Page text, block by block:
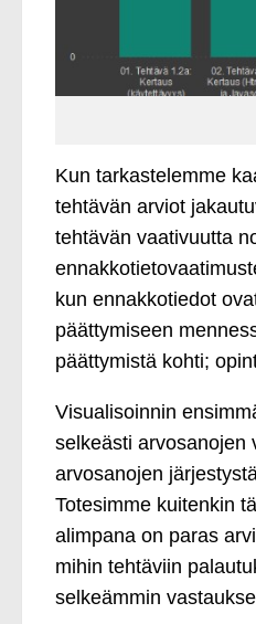
Kun tarkastelemme
tehtävän arviot
tehtävän vaativuutta
kun ennakkotiedot
päättymiseen
päättymistä kohti;
Visualisoinnin
selkeästi arvosanojen
arvosanojen
Totesimme kuitenkin
alimpana on paras
mihin tehtäviin
selkeämmin